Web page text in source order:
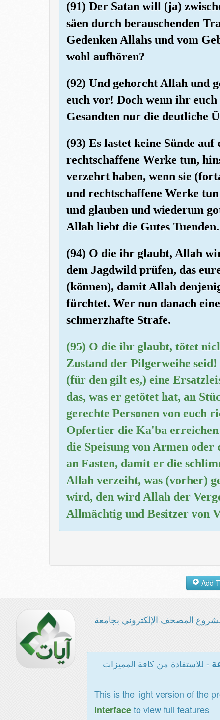
(91) Der Satan will (ja)
säen durch berauschenden
Gedenken Allahs und vom
wohl aufhören?
(92) Und gehorcht Allah und
euch vor! Doch wenn ihr
Gesandten nur die deutliche
(93) Es lastet keine Sünde
rechtschaffene Werke tun,
verzehrt haben, wenn sie
und rechtschaffene Werke
und glauben und wiederum
Allah liebt die Gutes Tuenden.
(94) O die ihr glaubt, Allah
dem Jagdwild prüfen, das
(können), damit Allah
fürchtet. Wer nun danach
schmerzhafte Strafe.
(95) O die ihr glaubt, tötet
Zustand der Pilgerweihe
(für den gilt es,) eine
das, was er getötet hat, an
gerechte Personen von euch
Opfertier die Ka'ba erreichen
die Speisung von Armen
an Fasten, damit er die
Allah verzeiht, was (vorher)
wird, den wird Allah der
Allmächtig und Besitzer von
المصحف الإلكتروني بجامعة
- للاستفادة من كافة المميزات
This is the light version of the
interfaceto view full features